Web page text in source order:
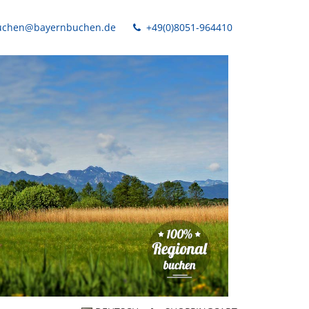
+49(0)8051-964410